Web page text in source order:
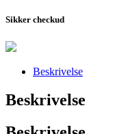
Sikker checkud
Beskrivelse
Beskrivelse